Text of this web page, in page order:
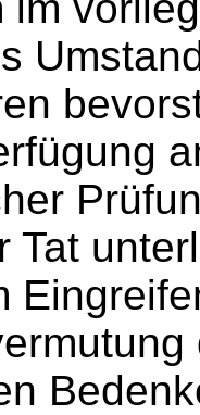
Tat